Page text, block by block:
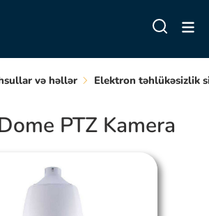
və həllər Elektron təhlükəsizlik
PTZ Kamera